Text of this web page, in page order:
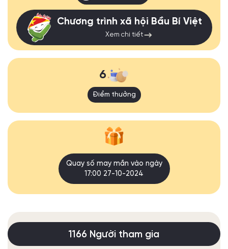
Chương trình xã hội Bầu Bí Việt
Xem chi tiết
6
Điểm thưởng
Quay số may mắn vào ngày
17:00 27-10-2024
1166 Người tham gia